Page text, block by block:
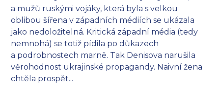
a mužů ruskými vojáky, která byla s velkou
oblibou šířena v západních médiích se ukázala
jako nedoložitelná. Kritická západní média (tedy
nemnohá) se totiž pídila po důkazech
a podrobnostech marně. Tak Denisova narušila
věrohodnost ukrajinské propagandy. Naivní žena
chtěla prospět...